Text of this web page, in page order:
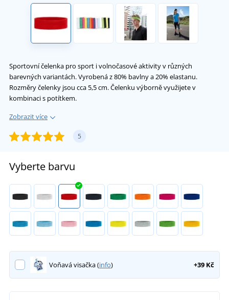
Sportovní čelenka pro sport i volnočasové aktivity v různých
barevných variantách. Vyrobená z 80% bavlny a 20% elastanu.
Rozměry čelenky jsou cca 5,5 cm. Čelenku výborně využijete v
kombinaci s potítkem.
Zobrazit více
5
Vyberte barvu
Voňavá visačka (info) +39 Kč